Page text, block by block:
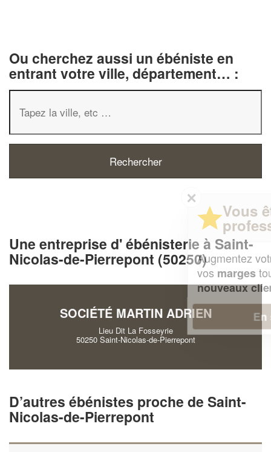
Ou cherchez aussi un ébéniste en
entrant votre ville, département… :
Une entreprise d' ébénisterie à Saint-
Nicolas-de-Pierrepont (50250)
SOCIÉTÉ MARTIN ADRIEN
Lieu Dit La Fosseyrie
50250 Saint-Nicolas-de-Pierrepont
D’autres ébénistes proche de Saint-
Nicolas-de-Pierrepont
professionnel ?
Augmentez votrechiffre d'affaireset
marges
tout en gagnant de
nouveaux clients!
En savoir plus